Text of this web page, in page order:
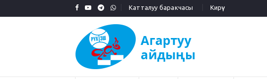
Катталуу баракчасы Кирүү